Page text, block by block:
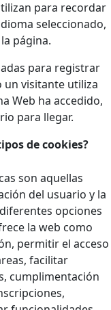
para recordar
seleccionado,
página.
para registrar
un visitante utiliza
Web ha accedido,
para llegar.
de cookies?
son aquellas
del usuario y la
opciones
la web como
permitir el acceso
facilitar
cumplimentación